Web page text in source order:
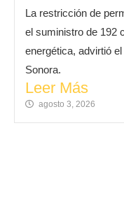
La restricción de
el suministro de 192
energética, advirtió
Sonora.
Leer Más
agosto 3, 2026